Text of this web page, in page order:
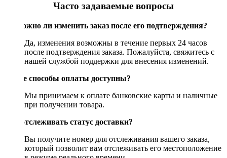
Часто задаваемые вопросы
Возможно ли изменить заказ после его подтверждения?
Да, изменения возможны в течение первых 24 часов
после подтверждения заказа. Пожалуйста, свяжитесь с
нашей службой поддержки для внесения изменений.
Какие способы оплаты доступны?
Мы принимаем к оплате банковские карты и наличные
при получении товара.
Как отслеживать статус доставки?
Вы получите номер для отслеживания вашего заказа,
который позволит вам отслеживать его местоположение